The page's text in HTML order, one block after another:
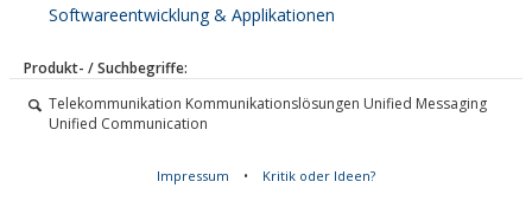
Softwareentwicklung & Applikationen
Produkt- / Suchbegriffe:
Telekommunikation Kommunikationslösungen Unified Messaging
Unified Communication
Impressum • Kritik oder Ideen?